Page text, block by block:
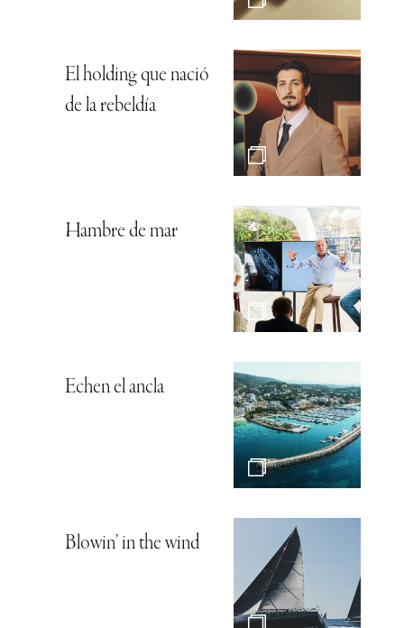
El holding que nació
de la rebeldía
Hambre de mar
Echen el ancla
Blowin’ in the wind